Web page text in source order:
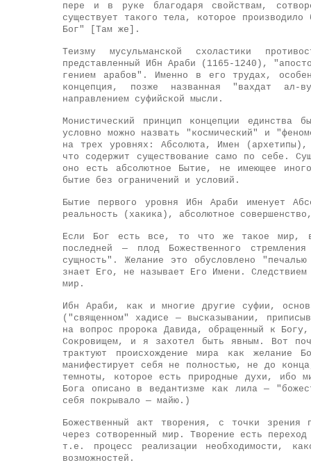
пере и в руке благодаря свойствам,
существует такого тела, которое
Бог" [Там же].
Теизму мусульманской схоластики
представленный Ибн Араби (1165-1240),
гением арабов". Именно в его трудах,
концепция, позже названная "вахдат ал-
направлением суфийской мысли.
Монистический принцип концепции единства
условно можно назвать "космический" и
на трех уровнях: Абсолюта, Имен
что содержит существование само по себе.
оно есть абсолютное Бытие, не имеющее
бытие без ограничений и условий.
Бытие первого уровня Ибн Араби именует
реальность (хакика), абсолютное
Если Бог есть все, то что же такое мир,
последней — плод Божественного
сущность". Желание это обусловлено
знает Его, не называет Его Имени.
мир.
Ибн Араби, как и многие другие суфии,
("священном" хадисе — высказывании,
на вопрос пророка Давида, обращенный к
Сокровищем, и я захотел быть явным. Вот
трактуют происхождение мира как желание
манифестирует себя не полностью, не до
темноты, которое есть природные духи, ибо
Бога описано в ведантизме как лила —
себя покрывало — майю.)
Божественный акт творения, с точки зрения
через сотворенный мир. Творение есть
т.е. процесс реализации необходимости,
возможностей.